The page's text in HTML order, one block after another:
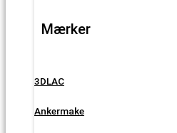
Mærker
3DLAC
Ankermake